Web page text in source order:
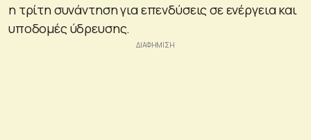
η τρίτη συνάντηση για επενδύσεις σε ενέργεια και
υποδομές ύδρευσης.